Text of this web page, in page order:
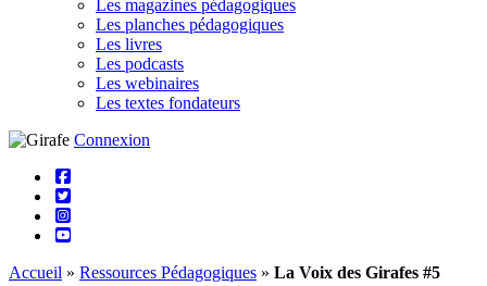
Les magazines pédagogiques
Les planches pédagogiques
Les livres
Les podcasts
Les webinaires
Les textes fondateurs
Connexion
Accueil » Ressources Pédagogiques » La Voix des Girafes #5